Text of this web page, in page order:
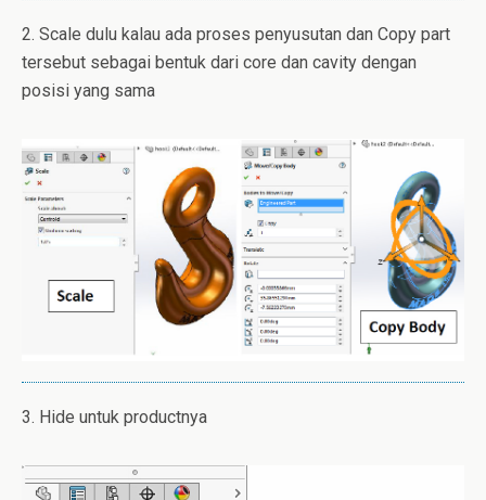
2. Scale dulu kalau ada proses penyusutan dan Copy part
tersebut sebagai bentuk dari core dan cavity dengan
posisi yang sama
3. Hide untuk productnya